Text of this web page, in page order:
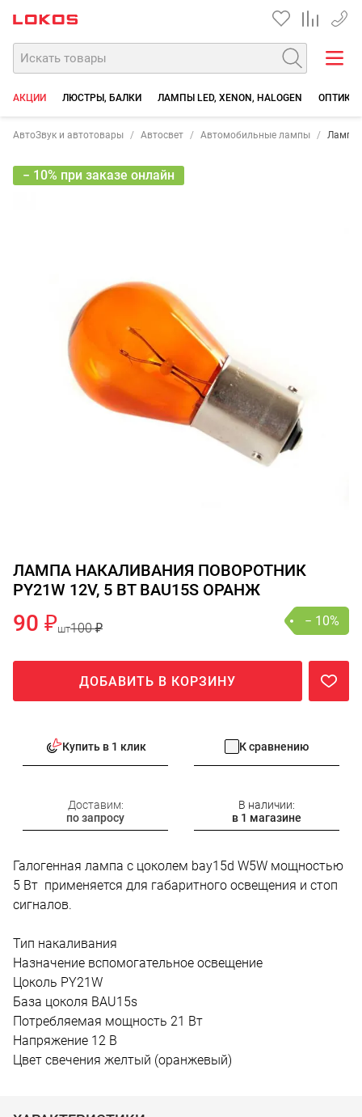
+7
АКЦИИ ЛЮСТРЫ, БАЛКИ ЛАМПЫ LED, XENON, HALOGEN
АвтоЗвук и автотовары Автосвет Автомобильные лампы Лампа
− 10% при заказе онлайн
ЛАМПА НАКАЛИВАНИЯ ПОВОРОТНИК
PY21W 12V, 5 ВТ BAU15S ОРАНЖ
90 ₽шт100 ₽ − 10%
ДОБАВИТЬ В КОРЗИНУ
Купить в 1 клик К сравнению
Доставим:
по запросу
В наличии:
в 1 магазине
Галогенная лампа с цоколем bay15d W5W мощностью
5 Вт применяется для габаритного освещения и стоп
сигналов.
Тип накаливания
Назначение вспомогательное освещение
Цоколь PY21W
База цоколя BAU15s
Потребляемая мощность 21 Вт
Напряжение 12 В
Цвет свечения желтый (оранжевый)